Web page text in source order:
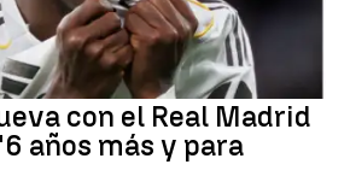
con el Real Madrid
años más y para